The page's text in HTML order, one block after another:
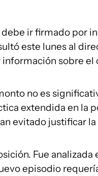
ir firmado por
este lunes al
sobre el
no es
extendida en la
evitado justificar la
Fue analizada
episodio